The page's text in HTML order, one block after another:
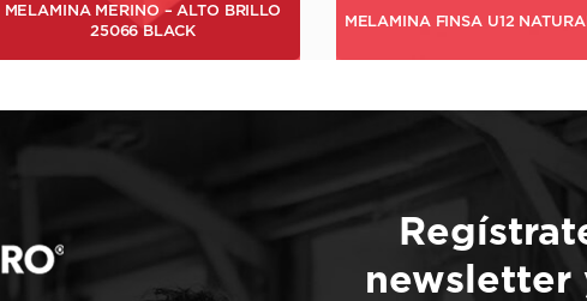
MELAMINA FINSA U12 NATURAL GREY
newsletter